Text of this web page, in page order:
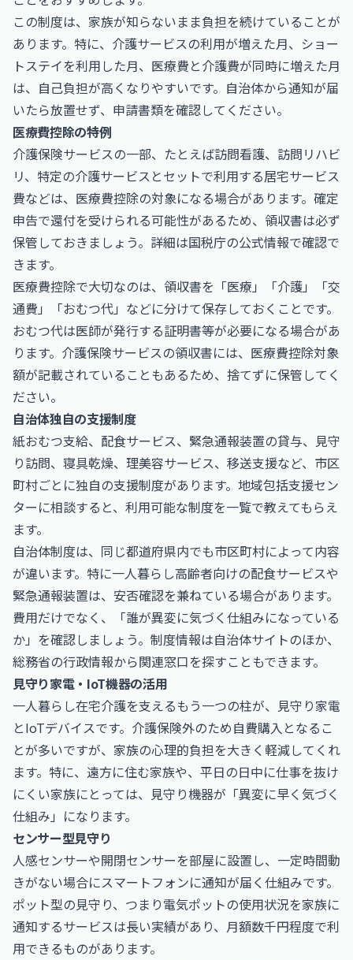
この制度は、家族が知らないまま負担を続けていることが
あります。特に、介護サービスの利用が増えた月、ショー
トステイを利用した月、医療費と介護費が同時に増えた月
は、自己負担が高くなりやすいです。自治体から通知が届
いたら放置せず、申請書類を確認してください。
医療費控除の特例
介護保険サービスの一部、たとえば訪問看護、訪問リハビ
リ、特定の介護サービスとセットで利用する居宅サービス
費などは、医療費控除の対象になる場合があります。確定
申告で還付を受けられる可能性があるため、領収書は必ず
保管しておきましょう。詳細は国税庁の公式情報で確認で
きます。
医療費控除で大切なのは、領収書を「医療」「介護」「交
通費」「おむつ代」などに分けて保存しておくことです。
おむつ代は医師が発行する証明書等が必要になる場合があ
ります。介護保険サービスの領収書には、医療費控除対象
額が記載されていることもあるため、捨てずに保管してく
ださい。
自治体独自の支援制度
紙おむつ支給、配食サービス、緊急通報装置の貸与、見守
り訪問、寝具乾燥、理美容サービス、移送支援など、市区
町村ごとに独自の支援制度があります。地域包括支援セン
ターに相談すると、利用可能な制度を一覧で教えてもらえ
ます。
自治体制度は、同じ都道府県内でも市区町村によって内容
が違います。特に一人暮らし高齢者向けの配食サービスや
緊急通報装置は、安否確認を兼ねている場合があります。
費用だけでなく、「誰が異変に気づく仕組みになっている
か」を確認しましょう。制度情報は自治体サイトのほか、
総務省の行政情報から関連窓口を探すこともできます。
見守り家電・IoT機器の活用
一人暮らし在宅介護を支えるもう一つの柱が、見守り家電
とIoTデバイスです。介護保険外のため自費購入となるこ
とが多いですが、家族の心理的負担を大きく軽減してくれ
ます。特に、遠方に住む家族や、平日の日中に仕事を抜け
にくい家族にとっては、見守り機器が「異変に早く気づく
仕組み」になります。
センサー型見守り
人感センサーや開閉センサーを部屋に設置し、一定時間動
きがない場合にスマートフォンに通知が届く仕組みです。
ポット型の見守り、つまり電気ポットの使用状況を家族に
通知するサービスは長い実績があり、月額数千円程度で利
用できるものがあります。